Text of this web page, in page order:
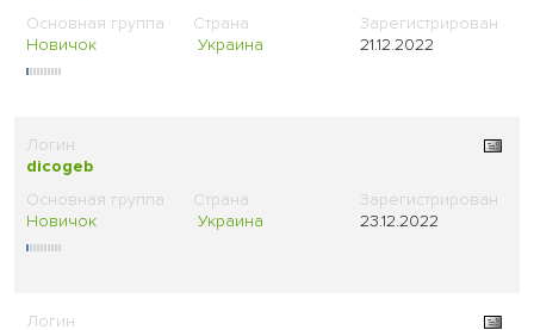
Новичок Украина 21.12.2022
dicogeb
Новичок Украина 23.12.2022